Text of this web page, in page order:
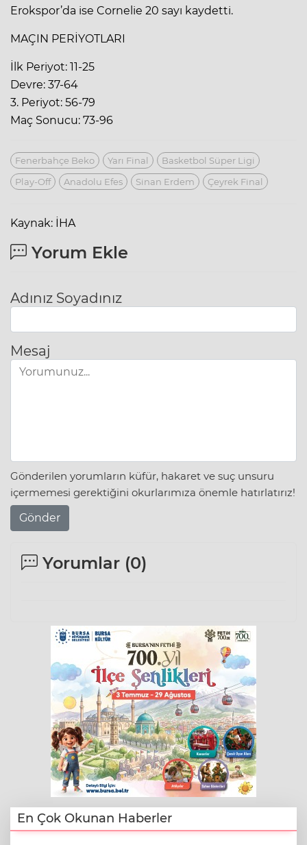
Erokspor’da ise Cornelie 20 sayı kaydetti.
MAÇIN PERİYOTLARI
İlk Periyot: 11-25
Devre: 37-64
3. Periyot: 56-79
Maç Sonucu: 73-96
Fenerbahçe Beko Yarı Final
Basketbol Süper Ligi
Play-Off
Anadolu Efes Sinan Erdem Çeyrek Final
Kaynak: İHA
Yorum Ekle
Adınız Soyadınız
Mesaj
Gönderilen yorumların küfür, hakaret ve suç unsuru
içermemesi gerektiğini okurlarımıza önemle hatırlatırız!
Gönder
Yorumlar (0)
En Çok Okunan Haberler